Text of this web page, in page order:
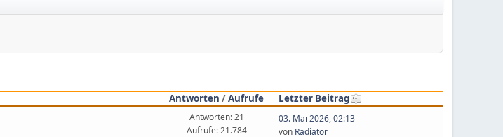
Antworten /Aufrufe
Letzter Beitrag
Antworten: 21
Aufrufe: 21.784
03. Mai 2026, 02:13
von Radiator